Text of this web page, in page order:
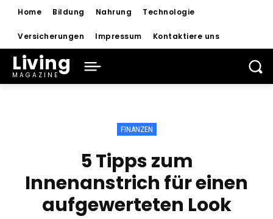
Home Bildung Nahrung Technologie
Versicherungen Impressum Kontaktiere uns
Living
MAGAZINE
FINANZEN
5 Tipps zum
Innenanstrich für einen
aufgewerteten Look